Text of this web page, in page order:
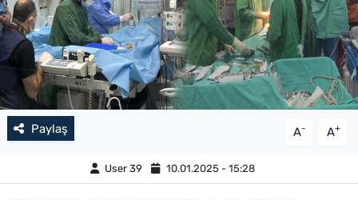
Paylaş A- A+
User 39 10.01.2025 - 15:28